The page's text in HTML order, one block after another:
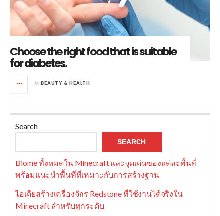
Choose the right food that is suitable
for diabetes.
in BEAUTY & HEALTH
Search
SEARCH
Biome ทั้งหมดใน Minecraft และจุดเด่นของแต่ละพื้นที่
พร้อมแนะนำพื้นที่ที่เหมาะกับการสร้างฐาน
ไอเดียสร้างเครื่องจักร Redstone ที่ใช้งานได้จริงใน
Minecraft สำหรับทุกระดับ